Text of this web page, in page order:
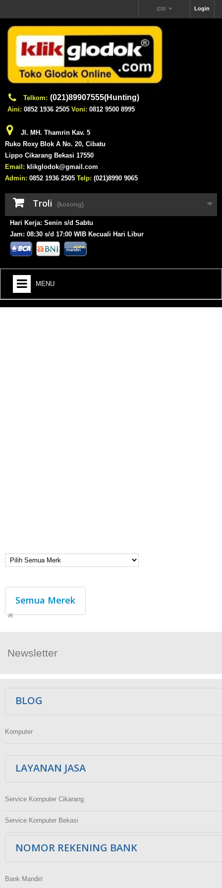
Login
IDR
Telkom: (021)89907555(Hunting)
Aini: 0852 1936 2505 Voni: 0812 9500 8995
Jl. MH. Thamrin Kav. 5
Ruko Roxy Blok A No. 20, Cibatu
Lippo Cikarang Bekasi 17550
Email: klikglodok@gmail.com
Admin: 0852 1936 2505 Telp: (021)8990 9065
Troli (kosong)
Hari Kerja: Senin s/d Sabtu
Jam: 08:30 s/d 17:00 WIB Kecuali Hari Libur
MENU
Semua Merek
Newsletter
BLOG
Komputer
LAYANAN JASA
Service Komputer Cikarang
Service Komputer Bekasi
NOMOR REKENING BANK
Bank Mandiri